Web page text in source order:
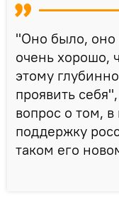
"Оно было, оно
очень хорошо,
этому
проявить
вопрос о том,
поддержку
таком его